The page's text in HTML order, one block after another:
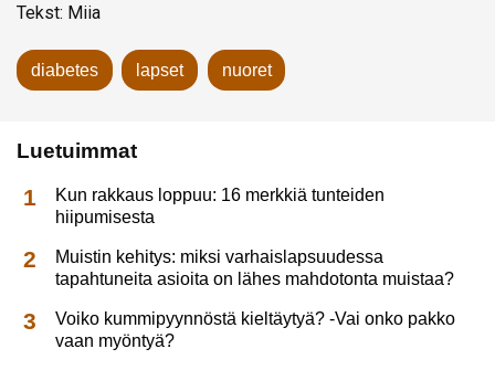
Tekst: Miia
diabetes lapset nuoret
Luetuimmat
Kun rakkaus loppuu: 16 merkkiä tunteiden
hiipumisesta
Muistin kehitys: miksi varhaislapsuudessa
tapahtuneita asioita on lähes mahdotonta muistaa?
Voiko kummipyynnöstä kieltäytyä? -Vai onko pakko
vaan myöntyä?